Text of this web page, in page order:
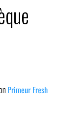
Primeur Fresh